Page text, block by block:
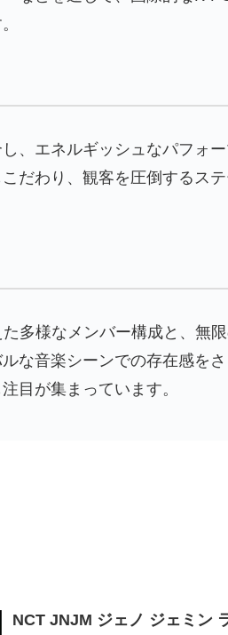
、エネルギッシュなパフォ
だわり、観客を圧倒するス
多様なメンバー構成と、無
な音楽シーンでの存在感を
目が集まっています。
NCT JNJM ジェノ ジェミン